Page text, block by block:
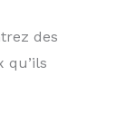
des
qu’ils